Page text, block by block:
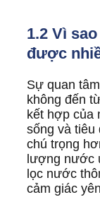
1.2 Vì
được
Sự quan
không đến
kết hợp của
sống và tiêu
chú trọng
lượng nước
lọc nước
cảm giác